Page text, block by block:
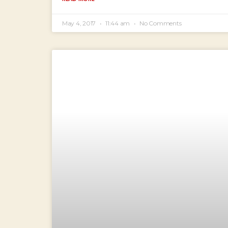
May 4, 2017 11:44 am No Comments